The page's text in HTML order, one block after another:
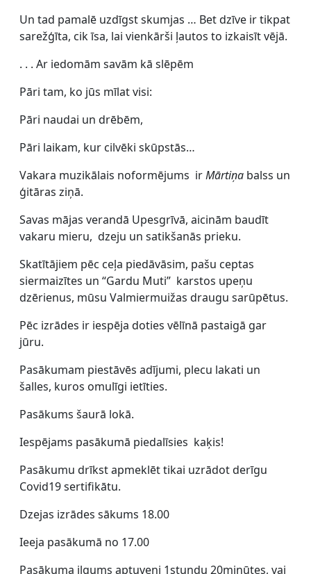
Un tad pamalē uzdīgst skumjas … Bet dzīve ir tikpat
sarežģīta, cik īsa, lai vienkārši ļautos to izkaisīt vējā.
. . . Ar iedomām savām kā slēpēm
Pāri tam, ko jūs mīlat visi:
Pāri naudai un drēbēm,
Pāri laikam, kur cilvēki skūpstās…
Vakara muzikālais noformējums irMārtiņa balss un
ģitāras ziņā.
Savas mājas verandā Upesgrīvā, aicinām baudīt
vakaru mieru, dzeju un satikšanās prieku.
Skatītājiem pēc ceļa piedāvāsim, pašu ceptas
siermaizītes un “Gardu Muti” karstos upeņu
dzērienus, mūsu Valmiermuižas draugu sarūpētus.
Pēc izrādes ir iespēja doties vēlīnā pastaigā gar
jūru.
Pasākumam piestāvēs adījumi, plecu lakati un
šalles, kuros omulīgi ietīties.
Pasākums šaurā lokā.
Iespējams pasākumā piedalīsies kaķis!
Pasākumu drīkst apmeklēt tikai uzrādot derīgu
Covid19 sertifikātu.
Dzejas izrādes sākums 18.00
Ieeja pasākumā no 17.00
Pasākuma ilgums aptuveni 1stundu 20minūtes, vai